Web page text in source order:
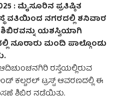
: ಮೈಸೂರಿನ ಪ್ರತಿಷ್ಠಿತ
ವತಿಯಿಂದ ನಗರದಲ್ಲಿ ಶನಿವಾರ
ಯಶಸ್ವಿಯಾಗಿ
ನೂರಾರು ಮಂದಿ ಪಾಲ್ಗೊಂಡು
ರಸ್ತೆಯಲ್ಲಿರುವ
ಕಲ್ಚರಲ್ ಟ್ರಸ್ಟ್ ಆವರಣದಲ್ಲಿ ಈ
ಶಿಬಿರ ನಡೆಯಿತು.